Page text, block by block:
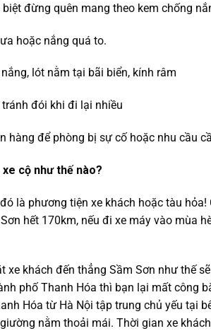
đừng quên mang theo kem chống
hoặc nắng quá to.
lót nằm tại bãi biển, kính râm
đói khi đi lại nhiều
hàng để phòng bị sự cố hoặc nhu cầu
cộ như thế nào?
là phương tiện xe khách hoặc tàu
hết 170km, nếu đi xe máy vào mùa
xe khách đến thẳng Sầm Sơn như thế
phố Thanh Hóa thì bạn lại mất công
Hóa từ Hà Nội tập trung chủ yếu tại
nằm thoải mái. Thời gian xe